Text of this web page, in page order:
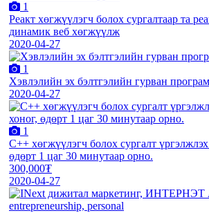
1
Реакт хөгжүүлэгч болох сургалтаар та
динамик веб хөгжүүлж
2020-04-27
1
Хэвлэлийн эх бэлтгэлийн гурван
2020-04-27
1
C++ хөгжүүлэгч болох сургалт үргэлжлэх
өдөрт 1 цаг 30 минутаар орно.
300,000₮
2020-04-27